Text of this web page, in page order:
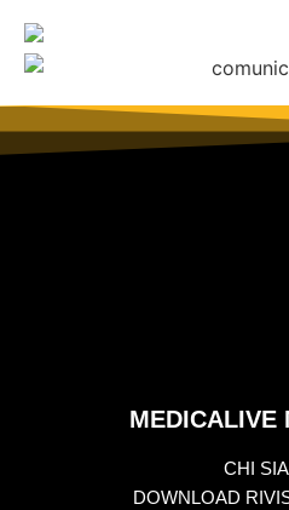
MEDICALIVE
CHI
DOWNLOAD